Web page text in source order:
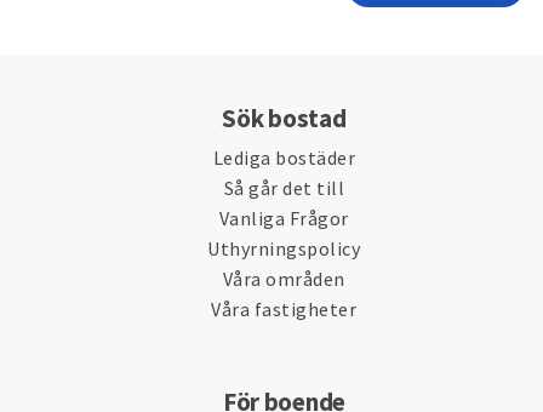
Sök bostad
Lediga bostäder
Så går det till
Vanliga Frågor
Uthyrningspolicy
Våra områden
Våra fastigheter
För boende